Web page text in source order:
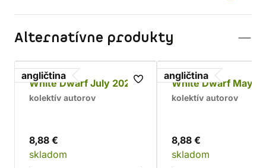
Alternatívne produkty
angličtina
White Dwarf July 2026
kolektív autorov
8,88 €
skladom
angličtina
White Dwarf May
kolektív autorov
8,88 €
skladom